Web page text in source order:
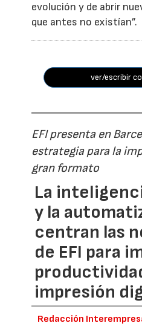
evolución y de abrir
que antes no existían”.
ver/escribir
EFI presenta en
estrategia para la
gran formato
La
y la
centran las
de EFI para
impresión
Redacción